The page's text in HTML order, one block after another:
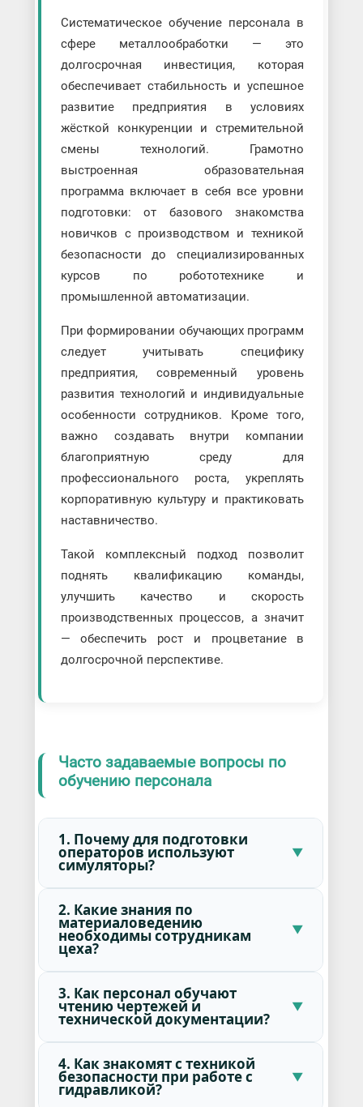
Систематическое обучение персонала в
сфере металлообработки — это
долгосрочная инвестиция, которая
обеспечивает стабильность и успешное
развитие предприятия в условиях
жёсткой конкуренции и стремительной
смены технологий. Грамотно
выстроенная образовательная
программа включает в себя все уровни
подготовки: от базового знакомства
новичков с производством и техникой
безопасности до специализированных
курсов по робототехнике и
промышленной автоматизации.
При формировании обучающих программ
следует учитывать специфику
предприятия, современный уровень
развития технологий и индивидуальные
особенности сотрудников. Кроме того,
важно создавать внутри компании
благоприятную среду для
профессионального роста, укреплять
корпоративную культуру и практиковать
наставничество.
Такой комплексный подход позволит
поднять квалификацию команды,
улучшить качество и скорость
производственных процессов, а значит
— обеспечить рост и процветание в
долгосрочной перспективе.
Часто задаваемые вопросы по
обучению персонала
1. Почему для подготовки
операторов используют
симуляторы?
2. Какие знания по
материаловедению
необходимы сотрудникам
цеха?
3. Как персонал обучают
чтению чертежей и
технической документации?
4. Как знакомят с техникой
безопасности при работе с
гидравликой?